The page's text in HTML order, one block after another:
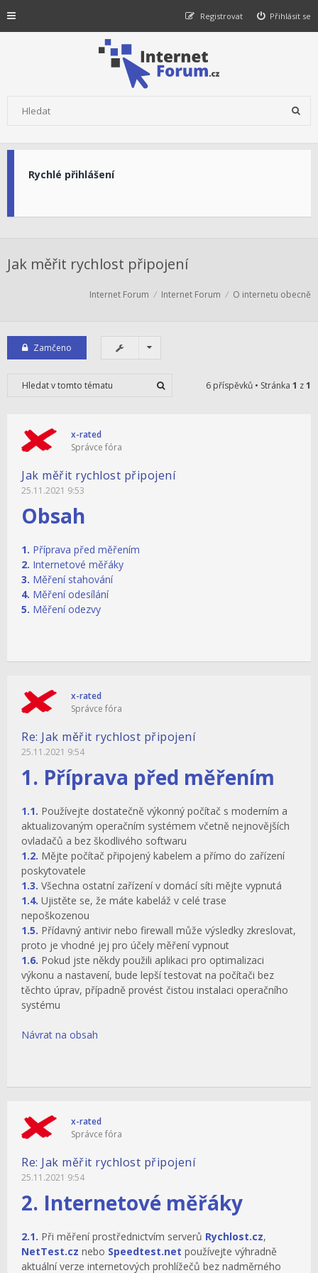
Přihlásit se
Registrovat
Rychlé přihlášení
Jak měřit rychlost připojení
Internet Forum Internet Forum O internetu obecně
Zamčeno
6 příspěvků • Stránka 1 z1
x-rated
Správce fóra
Jak měřit rychlost připojení
25.11.2021 9:53
Obsah
1. Příprava před měřením
2. Internetové měřáky
3. Měření stahování
4. Měření odesílání
5. Měření odezvy
x-rated
Správce fóra
Re: Jak měřit rychlost připojení
25.11.2021 9:54
1. Příprava před měřením
1.1. Používejte dostatečně výkonný počítač s moderním a
aktualizovaným operačním systémem včetně nejnovějších
ovladačů a bez škodlivého softwaru
1.2. Mějte počítač připojený kabelem a přímo do zařízení
poskytovatele
1.3. Všechna ostatní zařízení v domácí síti mějte vypnutá
1.4. Ujistěte se, že máte kabeláž v celé trase
nepoškozenou
1.5. Přídavný antivir nebo firewall může výsledky zkreslovat,
proto je vhodné jej pro účely měření vypnout
1.6. Pokud jste někdy použili aplikaci pro optimalizaci
výkonu a nastavení, bude lepší testovat na počítači bez
těchto úprav, případně provést čistou instalaci operačního
systému
Návrat na obsah
x-rated
Správce fóra
Re: Jak měřit rychlost připojení
25.11.2021 9:54
2. Internetové měřáky
2.1. Při měření prostřednictvím serverů Rychlost.cz,
NetTest.cz nebo Speedtest.net používejte výhradně
aktuální verze internetových prohlížečů bez nadměrného